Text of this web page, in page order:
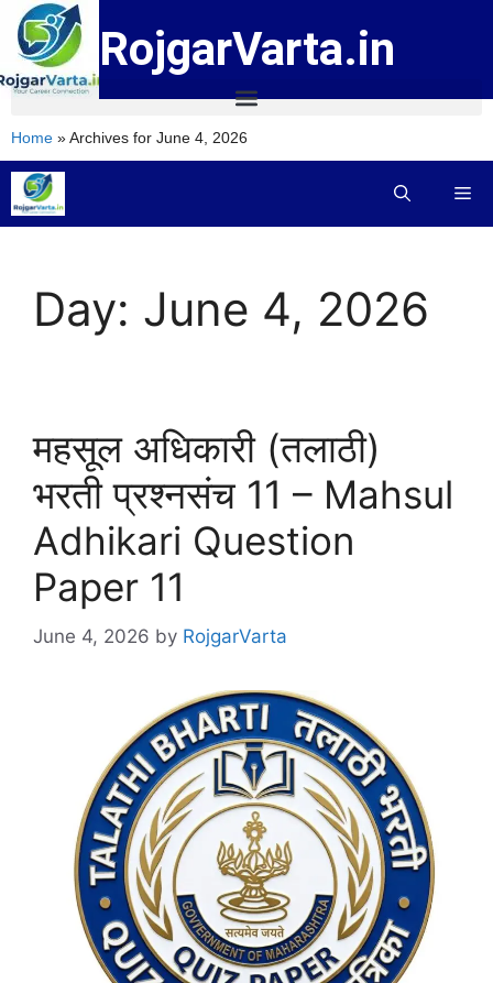
RojgarVarta.in
Home »Archives for June 4, 2026
Day: June 4, 2026
महसूल अधिकारी (तलाठी)
भरती प्रश्नसंच 11 – Mahsul
Adhikari Question
Paper 11
June 4, 2026 by RojgarVarta